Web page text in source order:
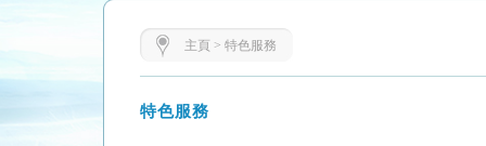
主頁 > 特色服務
特色服務